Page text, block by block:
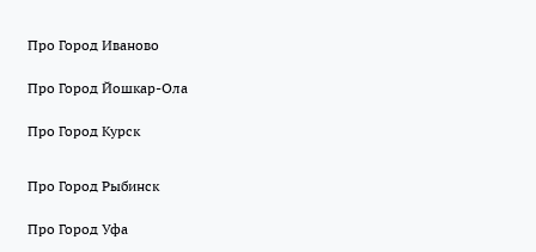
Про Город Иваново
Про Город Йошкар-Ола
Про Город Курск
Про Город Рыбинск
Про Город Уфа